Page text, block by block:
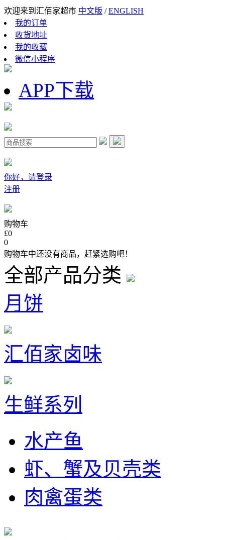
欢迎来到汇佰家超市 中文版 /ENGLISH
我的订单
收货地址
我的收藏
微信小程序
APP下载
你好，请登录
注册
购物车
£0
0
购物车中还没有商品，赶紧选购吧！
全部产品分类
月饼
汇佰家卤味
生鲜系列
水产鱼
虾、蟹及贝壳类
肉禽蛋类